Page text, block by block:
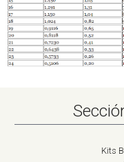
Kits